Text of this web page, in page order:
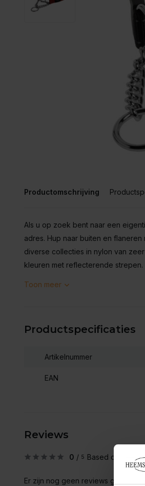
Productomschrijving
Als u op zoek bent naar een
adres. Hup naar buiten en
diverse collecties in nylon van
kleuren met reflecterende strepen.
Toon meer
Productspecificaties
Artikelnummer
EAN
Reviews
0 / 5 Based on 0
Er zijn nog geen reviews